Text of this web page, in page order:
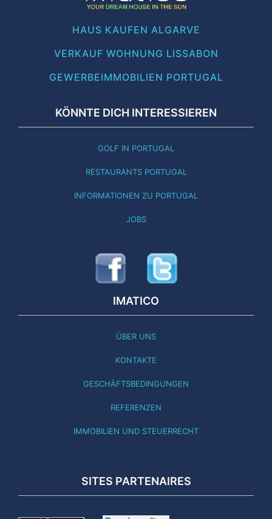
HAUS KAUFEN ALGARVE
VERKAUF WOHNUNG LISSABON
GEWERBEIMMOBILIEN PORTUGAL
KÖNNTE DICH INTERESSIEREN
GOLF IN PORTUGAL
RESTAURANTS PORTUGAL
INFORMATIONEN ZU PORTUGAL
JOBS
IMATICO
ÜBER UNS
KONTAKTE
GESCHÄFTSBEDINGUNGEN
REFERENZEN
IMMOBILIEN UND STEUERRECHT
SITES PARTENAIRES